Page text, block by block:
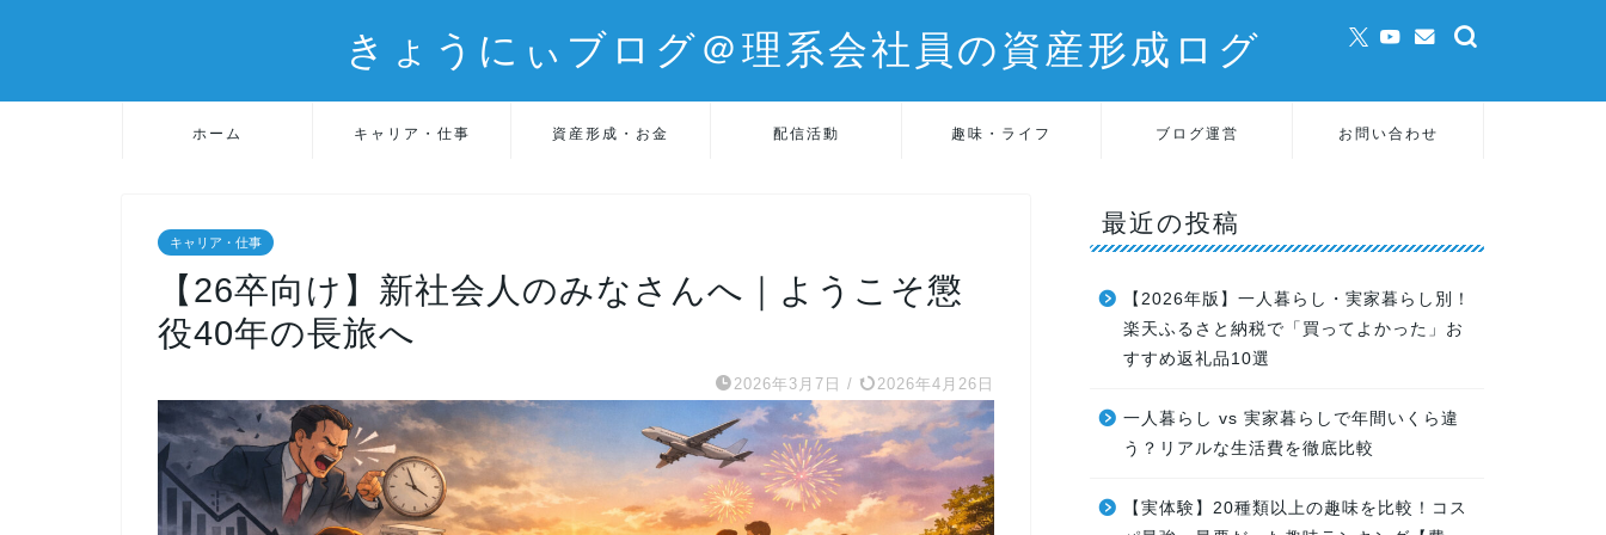
きょうにぃブログ＠理系会社員の資産形成ログ
ホーム キャリア・仕事 資産形成・お金 配信活動 趣味・ライフ ブログ運営 お問い合わせ
キャリア・仕事
【26卒向け】新社会人のみなさんへ｜ようこそ懲
役40年の長旅へ
2026年3月7日 / 2026年4月26日
最近の投稿
【2026年版】一人暮らし・実家暮らし別！
楽天ふるさと納税で「買ってよかった」お
すすめ返礼品10選
一人暮らし vs 実家暮らしで年間いくら違
う？リアルな生活費を徹底比較
【実体験】20種類以上の趣味を比較！コス